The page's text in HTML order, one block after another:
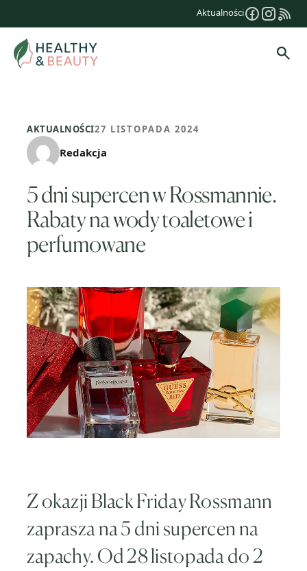
treści
Aktualności
AKTUALNOŚCI27 LISTOPADA 2024
Redakcja
5 dni supercen w Rossmannie.
Rabaty na wody toaletowe i
perfumowane
Z okazji Black Friday Rossmann
zaprasza na 5 dni supercen na
zapachy. Od 28 listopada do 2